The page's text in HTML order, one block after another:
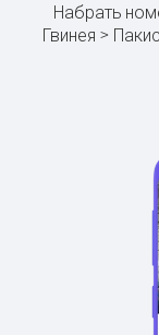
Набрать
Гвинея >